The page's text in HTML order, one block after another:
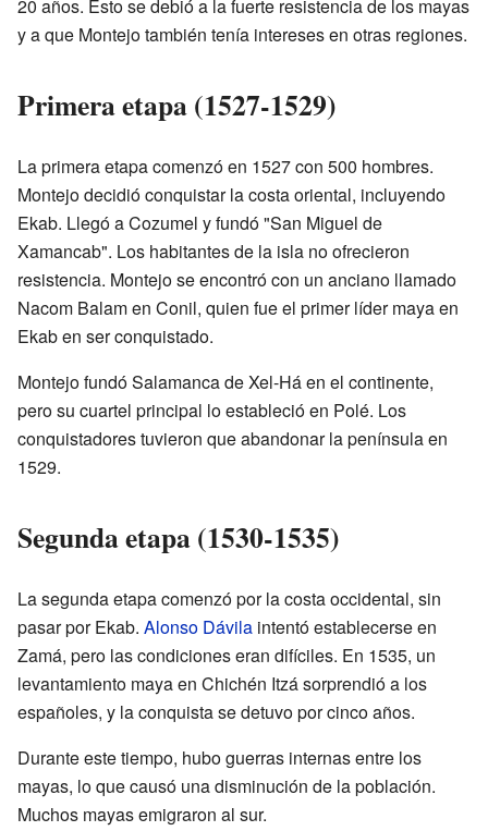
20 años. Esto se debió a la fuerte resistencia de los mayas
y a que Montejo también tenía intereses en otras regiones.
Primera etapa (1527-1529)
La primera etapa comenzó en 1527 con 500 hombres.
Montejo decidió conquistar la costa oriental, incluyendo
Ekab. Llegó a Cozumel y fundó "San Miguel de
Xamancab". Los habitantes de la isla no ofrecieron
resistencia. Montejo se encontró con un anciano llamado
Nacom Balam en Conil, quien fue el primer líder maya en
Ekab en ser conquistado.
Montejo fundó Salamanca de Xel-Há en el continente,
pero su cuartel principal lo estableció en Polé. Los
conquistadores tuvieron que abandonar la península en
1529.
Segunda etapa (1530-1535)
La segunda etapa comenzó por la costa occidental, sin
pasar por Ekab. Alonso Dávila intentó establecerse en
Zamá, pero las condiciones eran difíciles. En 1535, un
levantamiento maya en Chichén Itzá sorprendió a los
españoles, y la conquista se detuvo por cinco años.
Durante este tiempo, hubo guerras internas entre los
mayas, lo que causó una disminución de la población.
Muchos mayas emigraron al sur.